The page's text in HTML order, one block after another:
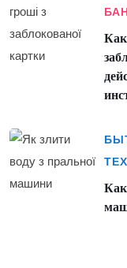
Как
Как